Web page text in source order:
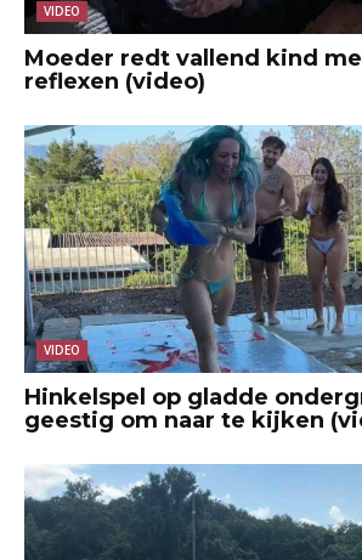
VIDEO
Moeder redt vallend kind
reflexen (video)
VIDEO
Hinkelspel op gladde
geestig om naar te kijken